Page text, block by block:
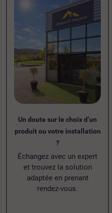
Un doute sur le choix d’un
produit ou votre installation
?
Échangez avec un expert
et trouvez la solution
adaptée en prenant
rendez-vous.